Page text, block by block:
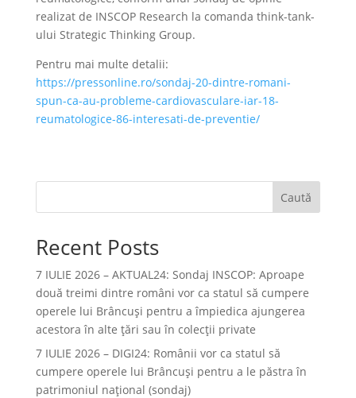
realizat de INSCOP Research la comanda think-tank-
ului Strategic Thinking Group.
Pentru mai multe detalii:
https://pressonline.ro/sondaj-20-dintre-romani-
spun-ca-au-probleme-cardiovasculare-iar-18-
reumatologice-86-interesati-de-preventie/
Caută
Recent Posts
7 IULIE 2026 – AKTUAL24: Sondaj INSCOP: Aproape
două treimi dintre români vor ca statul să cumpere
operele lui Brâncuşi pentru a împiedica ajungerea
acestora în alte ţări sau în colecţii private
7 IULIE 2026 – DIGI24: Românii vor ca statul să
cumpere operele lui Brâncuși pentru a le păstra în
patrimoniul național (sondaj)